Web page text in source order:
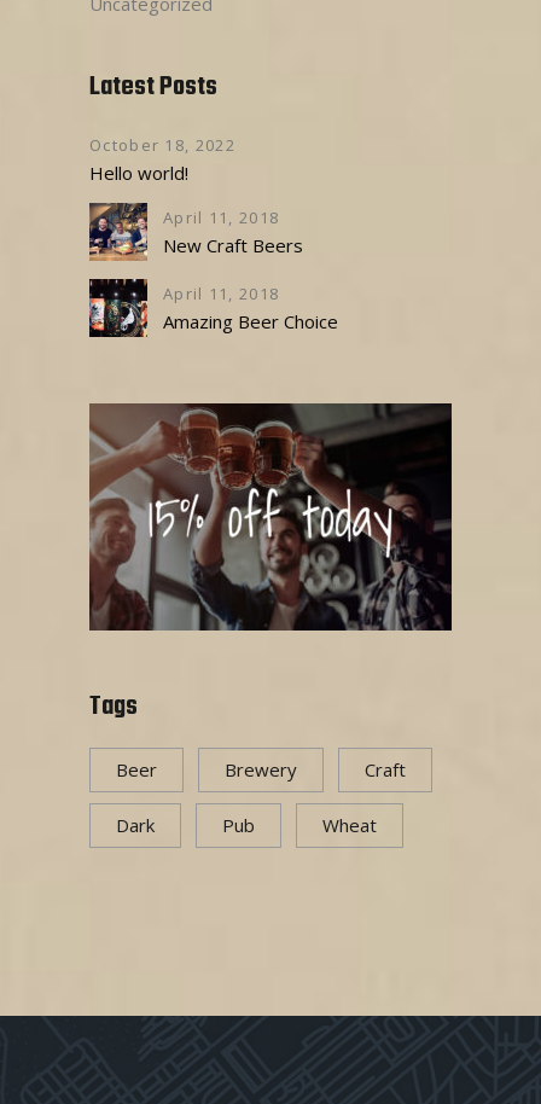
Latest Posts
October 18, 2022
Hello world!
April 11, 2018
New Craft Beers
April 11, 2018
Amazing Beer Choice
Tags
Beer Brewery Craft
Dark Pub Wheat